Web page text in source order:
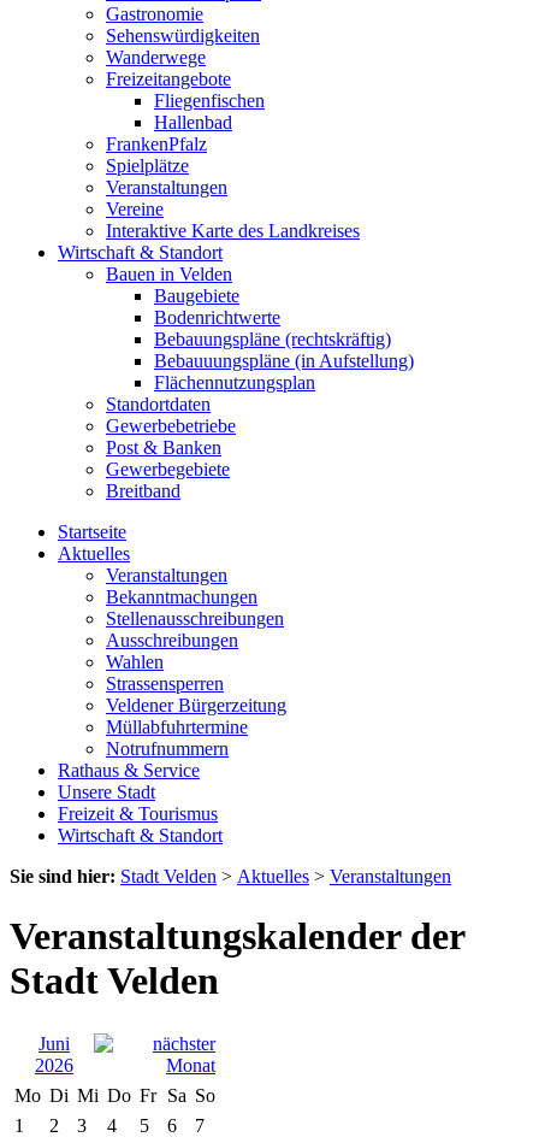
Gastronomie
Sehenswürdigkeiten
Wanderwege
Freizeitangebote
Fliegenfischen
Hallenbad
FrankenPfalz
Spielplätze
Veranstaltungen
Vereine
Interaktive Karte des Landkreises
Wirtschaft & Standort
Bauen in Velden
Baugebiete
Bodenrichtwerte
Bebauungspläne (rechtskräftig)
Bebauuungspläne (in Aufstellung)
Flächennutzungsplan
Standortdaten
Gewerbebetriebe
Post & Banken
Gewerbegebiete
Breitband
Startseite
Aktuelles
Veranstaltungen
Bekanntmachungen
Stellenausschreibungen
Ausschreibungen
Wahlen
Strassensperren
Veldener Bürgerzeitung
Müllabfuhrtermine
Notrufnummern
Rathaus & Service
Unsere Stadt
Freizeit & Tourismus
Wirtschaft & Standort
Sie sind hier: Stadt Velden > Aktuelles > Veranstaltungen
Veranstaltungskalender der
Stadt Velden
Juni
2026
Mo Di Mi Do Fr Sa So
1
2 3 4 5 6
7